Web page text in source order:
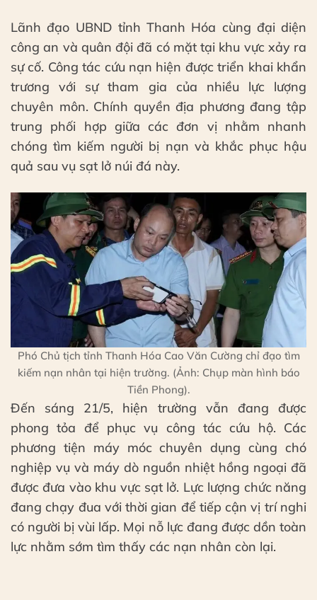
Lãnh đạo UBND tỉnh Thanh Hóa cùng đại diện
công an và quân đội đã có mặt tại khu vực xảy ra
sự cố. Công tác cứu nạn hiện được triển khai khẩn
trương với sự tham gia của nhiều lực lượng
chuyên môn. Chính quyền địa phương đang tập
trung phối hợp giữa các đơn vị nhằm nhanh
chóng tìm kiếm người bị nạn và khắc phục hậu
quả sau vụ sạt lở núi đá này.
Phó Chủ tịch tỉnh Thanh Hóa Cao Văn Cường chỉ đạo tìm
kiếm nạn nhân tại hiện trường. (Ảnh: Chụp màn hình báo
Tiền Phong).
Đến sáng 21/5, hiện trường vẫn đang được
phong tỏa để phục vụ công tác cứu hộ. Các
phương tiện máy móc chuyên dụng cùng chó
nghiệp vụ và máy dò nguồn nhiệt hồng ngoại đã
được đưa vào khu vực sạt lở. Lực lượng chức năng
đang chạy đua với thời gian để tiếp cận vị trí nghi
có người bị vùi lấp. Mọi nỗ lực đang được dồn toàn
lực nhằm sớm tìm thấy các nạn nhân còn lại.